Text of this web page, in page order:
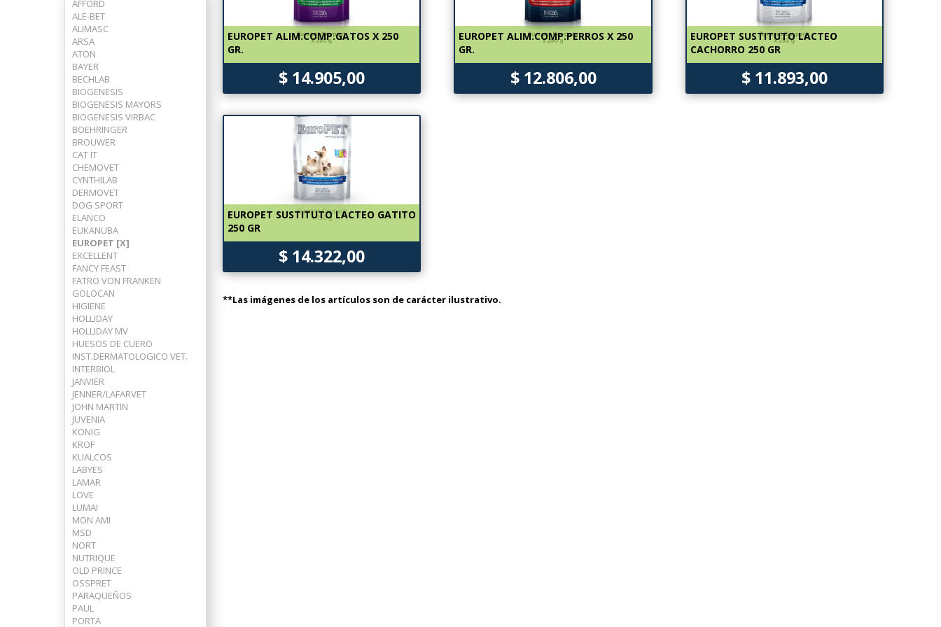
AFFORD
ALE-BET
ALIMASC
ARSA
ATON
BAYER
BECHLAB
BIOGENESIS
BIOGENESIS MAYORS
BIOGENESIS VIRBAC
BOEHRINGER
BROUWER
CAT IT
CHEMOVET
CYNTHILAB
DERMOVET
DOG SPORT
ELANCO
EUKANUBA
EUROPET [X]
EXCELLENT
FANCY FEAST
FATRO VON FRANKEN
GOLOCAN
HIGIENE
HOLLIDAY
HOLLIDAY MV
HUESOS DE CUERO
INST.DERMATOLOGICO VET.
INTERBIOL
JANVIER
JENNER/LAFARVET
JOHN MARTIN
JUVENIA
KONIG
KROF
KUALCOS
LABYES
LAMAR
LOVE
LUMAI
MON AMI
MSD
NORT
NUTRIQUE
OLD PRINCE
OSSPRET
PARAQUEÑOS
PAUL
PORTA
EUROPET ALIM.COMP.GATOS X 250
GR.
$ 14.905,00
EUROPET ALIM.COMP.PERROS X 250
GR.
$ 12.806,00
EUROPET SUSTITUTO LACTEO
CACHORRO 250 GR
$ 11.893,00
EUROPET SUSTITUTO LACTEO GATITO
250 GR
$ 14.322,00
**Las imágenes de los artículos son de carácter ilustrativo.